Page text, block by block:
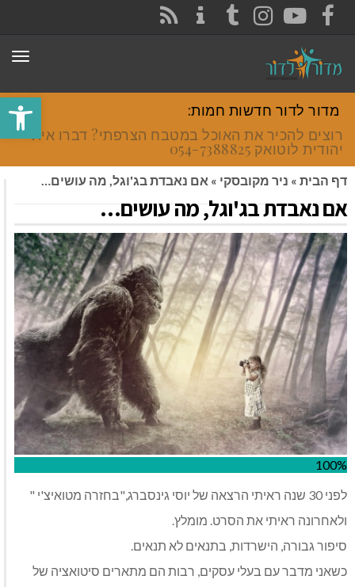
פתח
FACEBOOK
YOUTUBE
INSTAGRAM
TUMBLR
מדור לדור חדשות חמות:
רוצים להכיר את האוכל במטבח הצרפתי? דברו איתי
יהודית לוטואק 054-7388825.
דף הבית » ניר מקובסקי » אם נאבדת בג'וגל, מה עושים…
אם נאבדת בג'וגל, מה עושים…
100%
לפני 30 שנה ראיתי הרצאה של יוסי גינסברג,"בחזרה מטואיצ'י "
ולאחרונה ראיתי את הסרט. מומלץ.
סיפור גבורה, הישרדות, בתנאים לא תנאים.
כשאני מדבר עם בעלי עסקים, רבות הם מתארים סיטואציה של